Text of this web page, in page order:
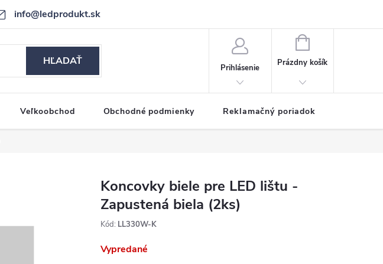
info@ledprodukt.sk
HĽADAŤ
Prihlásenie
NÁKUPNÝ
KOŠÍK
Prázdny košík
Veľkoobchod Obchodné podmienky Reklamačný poriadok
Koncovky biele pre LED lištu -
Zapustená biela (2ks)
Kód: LL330W-K
Vypredané